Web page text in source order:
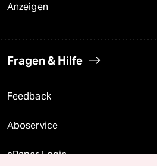
Anzeigen
Fragen & Hilfe
Feedback
Aboservice
ePaper Login